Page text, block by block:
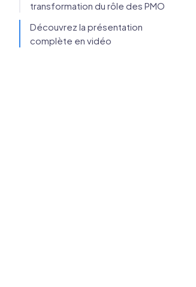
transformation du rôle des PMO
Découvrez la présentation
complète en vidéo